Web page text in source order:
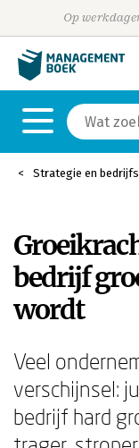
Op
Strategie en
bedrijf
wordt
Veel
verschijnsel:
bedrijf hard